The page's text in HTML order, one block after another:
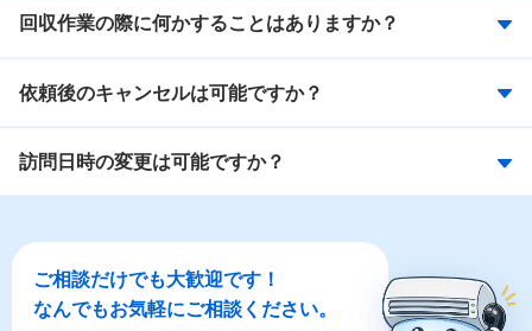
回収作業の際に何かすることはありますか？
依頼後のキャンセルは可能ですか？
訪問日時の変更は可能ですか？
ご相談だけでも大歓迎です！
なんでもお気軽にご相談ください。